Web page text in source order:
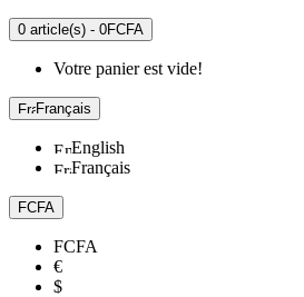
0 article(s) - 0FCFA
Votre panier est vide!
Français
English
Français
FCFA
FCFA
€
$